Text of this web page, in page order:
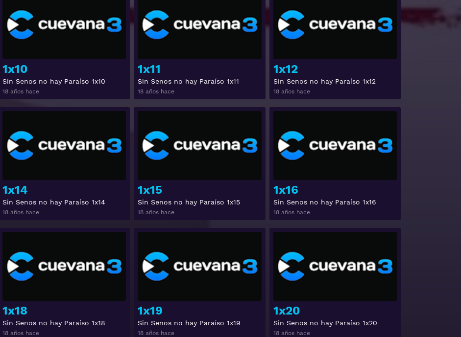
1x10
Sin Senos no hay Paraíso 1x10
18 años hace
1x11
Sin Senos no hay Paraíso 1x11
18 años hace
1x12
Sin Senos no hay Paraíso 1x12
18 años hace
1x14
Sin Senos no hay Paraíso 1x14
18 años hace
1x15
Sin Senos no hay Paraíso 1x15
18 años hace
1x16
Sin Senos no hay Paraíso 1x16
18 años hace
1x18
Sin Senos no hay Paraíso 1x18
18 años hace
1x19
Sin Senos no hay Paraíso 1x19
18 años hace
1x20
Sin Senos no hay Paraíso 1x20
18 años hace